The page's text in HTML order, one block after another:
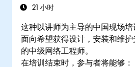
21 小时
这种以讲师为主导的中国现场培
面向希望获得设计，安装和维
的中级网络工程师。
在培训结束时，参与者将能够：